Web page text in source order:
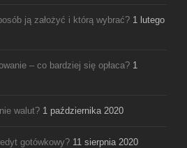
ją założyć i którą wybrać? 1 lutego
– co bardziej się opłaca? 1
walut? 1 października 2020
gotówkowy? 11 sierpnia 2020